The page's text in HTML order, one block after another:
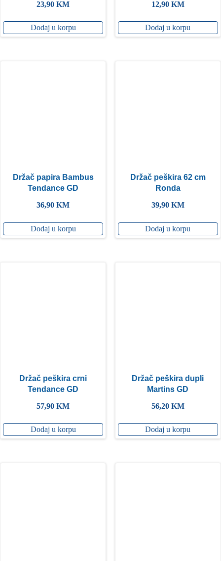
23,90KM
Dodaj u korpu
12,90 KM
Dodaj u korpu
Držač papira Bambus
Tendance GD
36,90KM
Dodaj u korpu
Držač peškira 62 cm
Ronda
39,90 KM
Dodaj u korpu
Držač peškira crni
Tendance GD
57,90KM
Dodaj u korpu
Držač peškira dupli
Martins GD
56,20 KM
Dodaj u korpu